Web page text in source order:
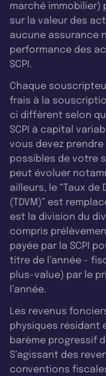
marché immobilier)
sur la valeur des
aucune assurance
performance des
SCPI.
Chaque
frais à la
ci diffèrent selon
SCPI à capital
vous devez
possibles de votre
peut évoluer
ailleurs, le “Taux
(TDVM)” est
est la division du
compris
payée par la SCPI
titre de l’année -
plus-value) par le
l’année.
Les revenus
physiques résidant
barème progressif
S’agissant des
conventions